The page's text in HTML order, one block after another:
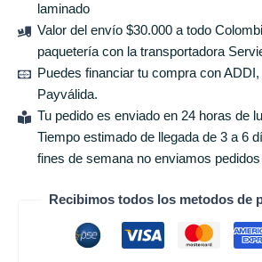
laminado
Valor del envío $30.000 a todo
paquetería con la transportadora
Puedes financiar tu compra con
Payválida.
Tu pedido es enviado en 24 horas de
Tiempo estimado de llegada de 3 a 6
fines de semana no enviamos
Recibimos todos los metodos de